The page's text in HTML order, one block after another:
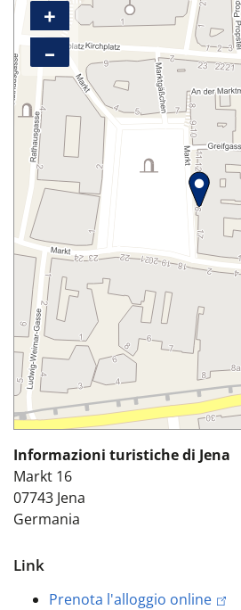
+
–
Informazioni turistiche di Jena
Markt 16
07743 Jena
Germania
Link
Prenota l'alloggio online